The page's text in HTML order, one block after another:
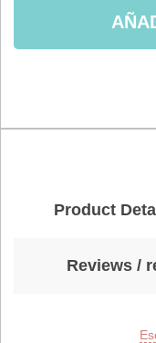
Product
Reviews /